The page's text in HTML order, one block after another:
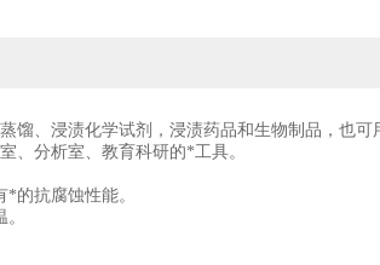
馏、浸渍化学试剂，浸渍药品和生物制品，也
、分析室、教育科研的*工具。
的抗腐蚀性能。